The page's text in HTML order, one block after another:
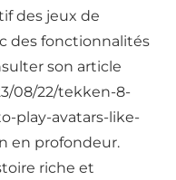
des jeux de
des fonctionnalités
son article
08/22/tekken-8-
play-avatars-like-
en profondeur.
riche et